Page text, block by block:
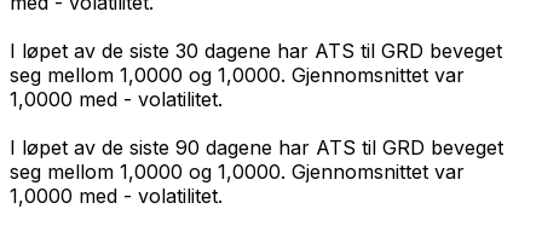
I løpet av de siste 30 dagene har ATS til GRD beveget
seg mellom 1,0000 og 1,0000. Gjennomsnittet var
1,0000 med - volatilitet.
I løpet av de siste 90 dagene har ATS til GRD beveget
seg mellom 1,0000 og 1,0000. Gjennomsnittet var
1,0000 med - volatilitet.